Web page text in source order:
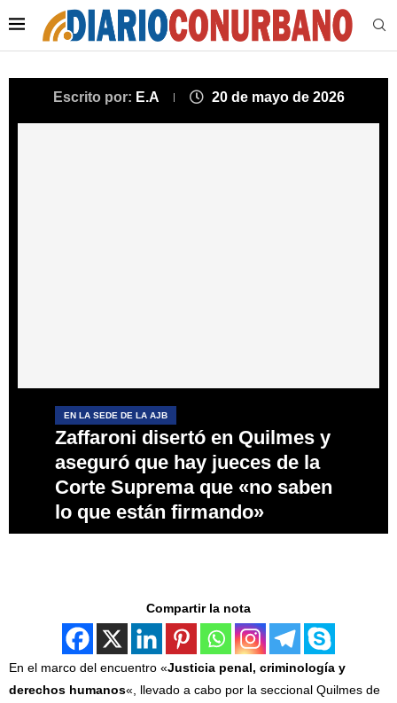
Escrito por: E.A 20 de mayo de 2026
EN LA SEDE DE LA AJB
Zaffaroni disertó en Quilmes y
aseguró que hay jueces de la
Corte Suprema que «no saben
lo que están firmando»
Compartir la nota
En el marco del encuentro «Justicia penal, criminología y
derechos humanos«, llevado a cabo por la seccional Quilmes de